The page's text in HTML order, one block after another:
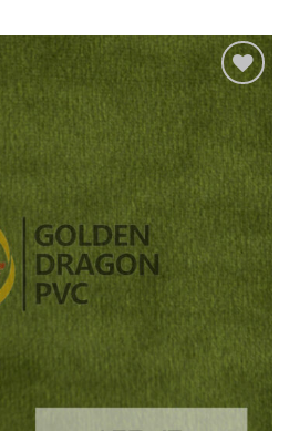
Add to
Wishlist